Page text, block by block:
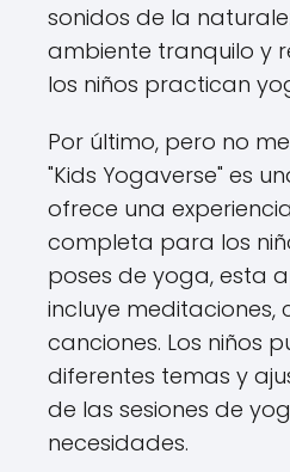
sonidos de la
ambiente tranquilo y
los niños practican
Por último, pero no
"Kids Yogaverse" es
ofrece una
completa para los
poses de yoga, esta
incluye meditaciones,
canciones. Los niños
diferentes temas y
de las sesiones de
necesidades.